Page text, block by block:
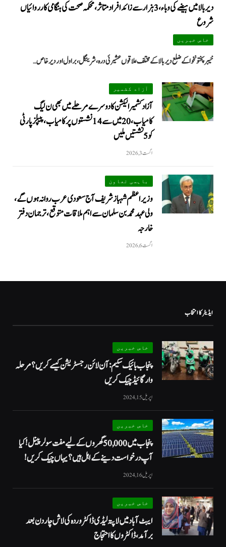
دیر بالا میں ہیضے کی وباء، 3 ہزار سے زائد افراد متاثر، محکمہ صحت کی ہنگامی کارروائیاں
شروع
خاص خبریں
خیبرپختونخوا کے ضلع دیر بالا کے مختلف علاقوں عشیرئی درہ، شرینگل، براول اور دیر خاص…
آزاد کشمیر
آزاد کشمیر الیکشن کا دوسرے مرحلے میں بھی ن لیگ
کامیاب، 20 میں سے 14 نشستوں پر کامیاب، پیپلزپارٹی
کو 5 نشستیں ملیں
اگست 3, 2026
باہمی تعاون
وزیراعظم شہباز شریف آج سعودی عرب روانہ ہوں گے،
ولی عہد محمد بن سلمان سے اہم ملاقات متوقع، ترجمان دفتر
خارجہ
اگست 6, 2026
ایڈیٹر کا انتخاب
خاص خبریں
پنجاب بائیک سکیم: آن لائن رجسٹریشن کیسے کریں؟ مرحلہ
وار گائیڈ چیک کریں
اپریل 15, 2024
خاص خبریں
پنجاب میں 50,000 گھروں کے لیے مفت سولر پینل! کیا
آپ درخواست دینے کے اہل ہیں؟ یہاں چیک کریں!
اپریل 16, 2024
خاص خبریں
ایبٹ آباد میں لاپتہ لیڈی ڈاکٹر وردہ کی لاش چار دن بعد
برآمد، ڈاکٹروں کا احتجاج